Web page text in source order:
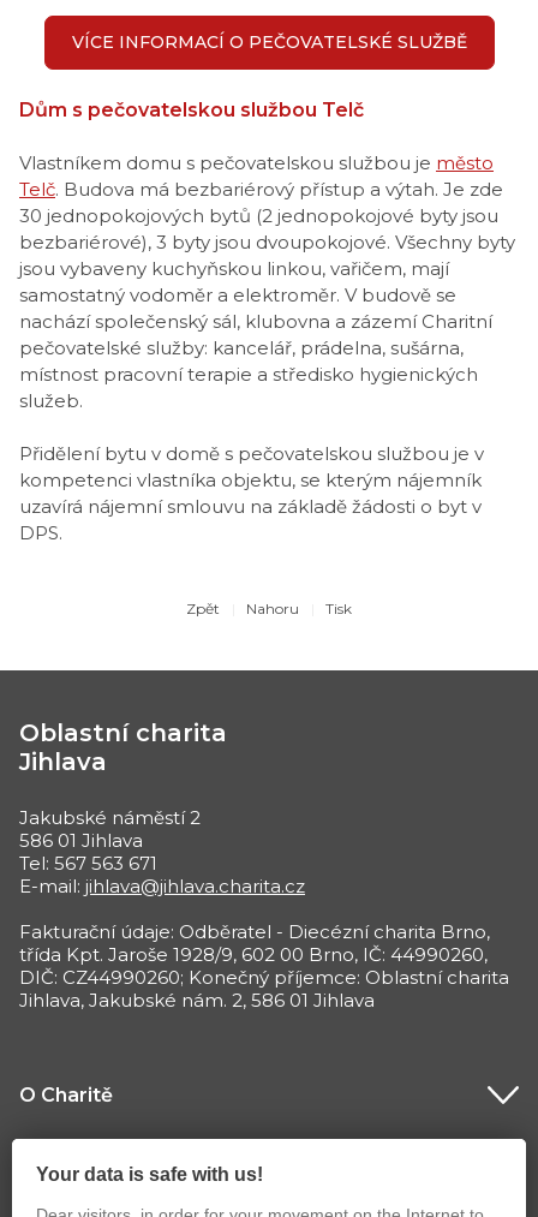
VÍCE INFORMACÍ O PEČOVATELSKÉ SLUŽBĚ
Dům s pečovatelskou službou Telč
Vlastníkem domu s pečovatelskou službou je město
Telč. Budova má bezbariérový přístup a výtah. Je zde
30 jednopokojových bytů (2 jednopokojové byty jsou
bezbariérové), 3 byty jsou dvoupokojové. Všechny byty
jsou vybaveny kuchyňskou linkou, vařičem, mají
samostatný vodoměr a elektroměr. V budově se
nachází společenský sál, klubovna a zázemí Charitní
pečovatelské služby: kancelář, prádelna, sušárna,
místnost pracovní terapie a středisko hygienických
služeb.
Přidělení bytu v domě s pečovatelskou službou je v
kompetenci vlastníka objektu, se kterým nájemník
uzavírá nájemní smlouvu na základě žádosti o byt v
DPS.
Zpět Nahoru Tisk
Oblastní charita
Jihlava
Jakubské náměstí 2
586 01 Jihlava
Tel: 567 563 671
E-mail: jihlava@jihlava.charita.cz
Fakturační údaje: Odběratel - Diecézní charita Brno,
třída Kpt. Jaroše 1928/9, 602 00 Brno, IČ: 44990260,
DIČ: CZ44990260; Konečný příjemce: Oblastní charita
Jihlava, Jakubské nám. 2, 586 01 Jihlava
O Charitě
Co děláme
Your data is safe with us!